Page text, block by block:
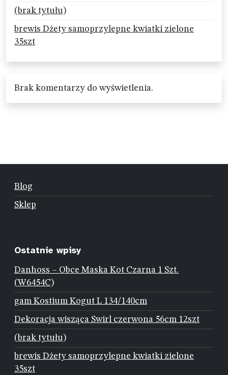
(brak tytułu)
brewis Dżety samoprzylepne kwiatki zielone
35szt
Brak komentarzy do wyświetlenia.
Blog
Sklep
Ostatnie wpisy
Danhoss – Obce Maska Kot Czarna 1 Szt.
(W6454C)
gam Kostium Kogut L 134/140cm
Dekoracja wisząca Swirl czerwona 56cm 12szt
(brak tytułu)
brewis Dżety samoprzylepne kwiatki zielone
35szt